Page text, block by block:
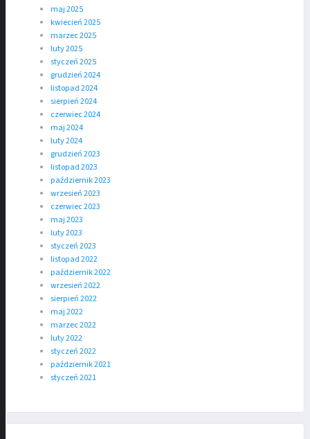
maj 2025
kwiecień 2025
marzec 2025
luty 2025
styczeń 2025
grudzień 2024
listopad 2024
sierpień 2024
czerwiec 2024
maj 2024
luty 2024
grudzień 2023
listopad 2023
październik 2023
wrzesień 2023
czerwiec 2023
maj 2023
luty 2023
styczeń 2023
listopad 2022
październik 2022
wrzesień 2022
sierpień 2022
maj 2022
marzec 2022
luty 2022
styczeń 2022
październik 2021
styczeń 2021